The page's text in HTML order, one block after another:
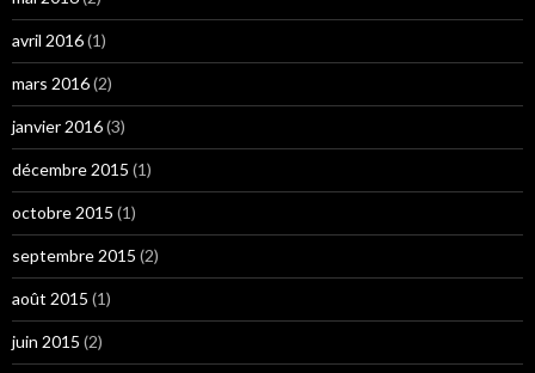
avril 2016(1)
mars 2016(2)
janvier 2016(3)
décembre 2015 (1)
octobre 2015 (1)
septembre 2015 (2)
août 2015 (1)
juin 2015 (2)